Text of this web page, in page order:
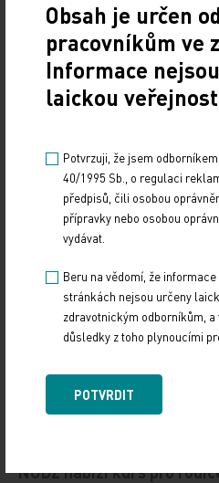
19. světový kongres
(CONy)
10. 3. 2025
19. světový kongres
se bude konat v termínu
Vystavování ePoukazů
Dnešní Poradna přináší
ePoukaz, kde ho lze uplatnit a
při jeho předání pacientovi.
NUDZ nabízí kurs pro
Obsah je určen
pracovníkům ve
Informace
laickou
Potvrzuji, že jsem
40/1995 Sb., o regulaci
předpisů, čili osobou
přípravky nebo osobou
vydávat.
Beru na vědomí, že
stránkách nejsou určeny
zdravotnickým odborníkům,
důsledky z toho plynoucími
POTVRDIT